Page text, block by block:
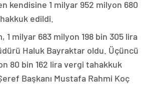
kendisine 1 milyar 952 milyon 680
edildi.
milyar 683 milyon 198 bin 305 lira
Haluk Bayraktar oldu. Üçüncü
80 bin 162 lira vergi tahakkuk
Başkanı Mustafa Rahmi Koç